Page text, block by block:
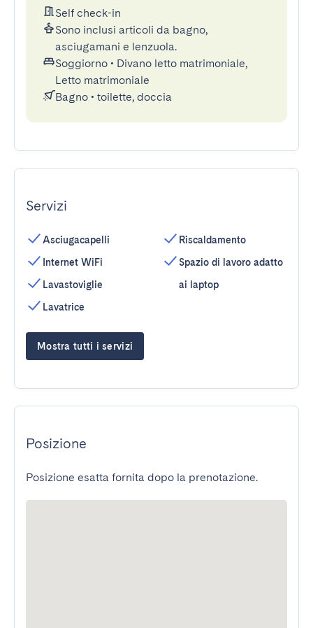
Self check-in
Sono inclusi articoli da bagno,
asciugamani e lenzuola.
Soggiorno • Divano letto matrimoniale,
Letto matrimoniale
Bagno • toilette, doccia
Servizi
Asciugacapelli
Internet WiFi
Lavastoviglie
Lavatrice
Riscaldamento
Spazio di lavoro adatto
ai laptop
Mostra tutti i servizi
Posizione
Posizione esatta fornita dopo la prenotazione.